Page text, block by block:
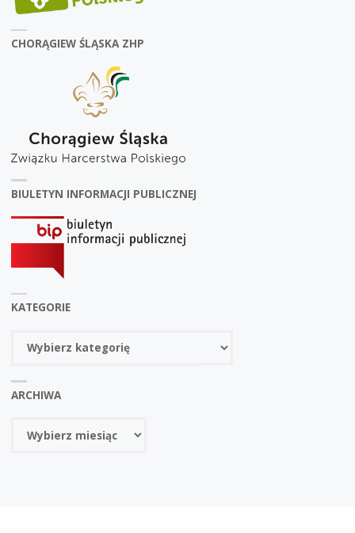
CHORĄGIEW ŚLĄSKA ZHP
BIULETYN INFORMACJI PUBLICZNEJ
KATEGORIE
ARCHIWA